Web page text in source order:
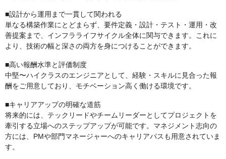
■設計から運用まで一貫して関われる
単なる構築作業にとどまらず、要件定義・設計・テスト・運用・改
善提案まで、インフラライフサイクル全体に関与できます。これに
より、技術の幅と深さの両方を身につけることができます。
■高い報酬水準と評価制度
中堅〜ハイクラスのエンジニアとして、経験・スキルに見合った報
酬をご用意しており、モチベーション高く働ける環境です。
■キャリアアップの明確な道筋
将来的には、テックリードやチームリーダーとしてプロジェクトを
牽引する立場へのステップアップが可能です。マネジメント志向の
方には、PMや部門マネージャーへのキャリアパスも用意されていま
す。